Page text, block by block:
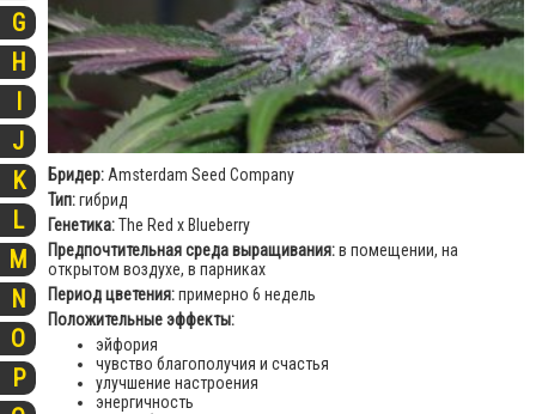
G
H
I
J
K
L
M
N
O
P
Бридер: Amsterdam Seed Company
Тип:гибрид
Генетика:The Red x Blueberry
Предпочтительная среда выращивания:в помещении, на
открытом воздухе, в парниках
Период цветения:примерно 6 недель
Положительные эффекты:
эйфория
чувство благополучия и счастья
улучшение настроения
энергичность